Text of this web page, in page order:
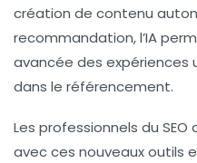
création de contenu
recommandation, l’IA
avancée des expériences
dans le référencement.
Les professionnels du
avec ces nouveaux outils